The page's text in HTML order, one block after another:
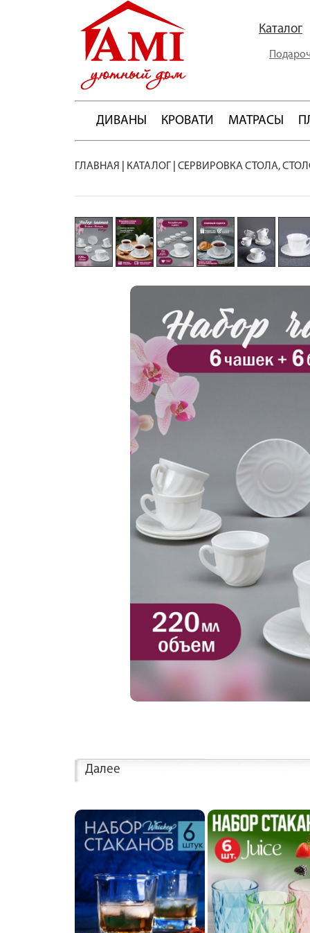
Каталог
ДИВАНЫ КРОВАТИ МАТРАСЫ
ГЛАВНАЯ КАТАЛОГ СЕРВИРОВКА СТОЛА,
Далее